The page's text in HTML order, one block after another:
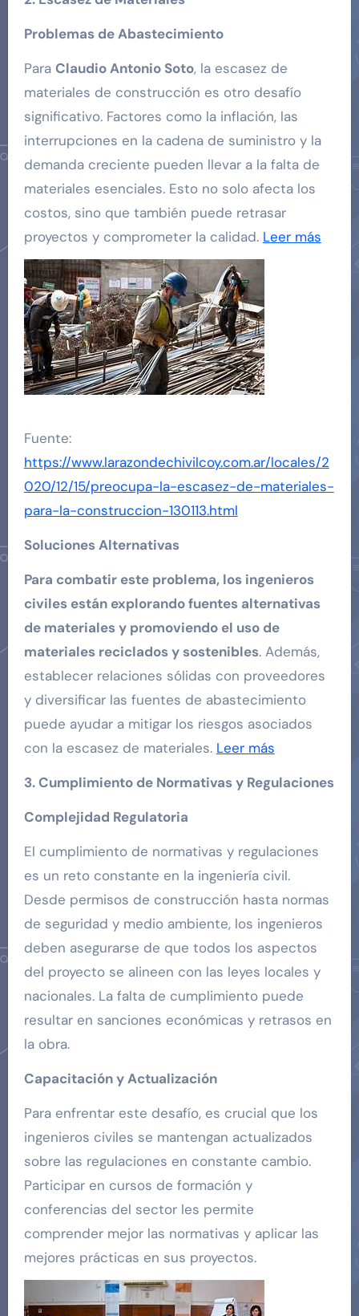
Problemas de Abastecimiento
Para Claudio Antonio Soto, la escasez de
materiales de construcción es otro desafío
significativo. Factores como la inflación, las
interrupciones en la cadena de suministro y la
demanda creciente pueden llevar a la falta de
materiales esenciales. Esto no solo afecta los
costos, sino que también puede retrasar
proyectos y comprometer la calidad. Leer más
Fuente:
https://www.larazondechivilcoy.com.ar/locales/2
020/12/15/preocupa-la-escasez-de-materiales-
para-la-construccion-130113.html
Soluciones Alternativas
Para combatir este problema, los ingenieros
civiles están explorando fuentes alternativas
de materiales y promoviendo el uso de
materiales reciclados y sostenibles. Además,
establecer relaciones sólidas con proveedores
y diversificar las fuentes de abastecimiento
puede ayudar a mitigar los riesgos asociados
con la escasez de materiales. Leer más
3. Cumplimiento de Normativas y Regulaciones
Complejidad Regulatoria
El cumplimiento de normativas y regulaciones
es un reto constante en la ingeniería civil.
Desde permisos de construcción hasta normas
de seguridad y medio ambiente, los ingenieros
deben asegurarse de que todos los aspectos
del proyecto se alineen con las leyes locales y
nacionales. La falta de cumplimiento puede
resultar en sanciones económicas y retrasos en
la obra.
Capacitación y Actualización
Para enfrentar este desafío, es crucial que los
ingenieros civiles se mantengan actualizados
sobre las regulaciones en constante cambio.
Participar en cursos de formación y
conferencias del sector les permite
comprender mejor las normativas y aplicar las
mejores prácticas en sus proyectos.